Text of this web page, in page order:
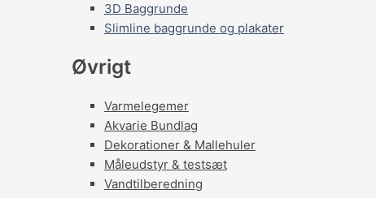
3D Baggrunde
Slimline baggrunde og plakater
Øvrigt
Varmelegemer
Akvarie Bundlag
Dekorationer & Mallehuler
Måleudstyr & testsæt
Vandtilberedning